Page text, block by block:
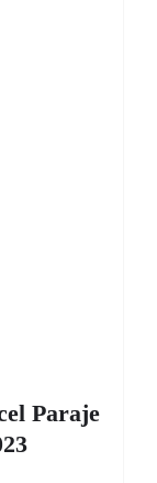
Paraje